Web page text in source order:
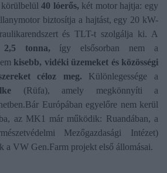
körülbelül40 lóerős, két motor hajtja: egy
biztosítja a hajtást, egy 20 kW-
és TLT-t szolgálja ki. A
2,5 tonna, így elsősorban nem a
kisebb, vidéki üzemeket és közösségi
céloz meg. Különlegessége a
(Rüfa), amely megkönnyíti a
Európában egyelőre nem kerül
az MK1 már működik: Ruandában, a
Mezőgazdasági Intézet)
a VW Gen.Farm projekt első állomásai.